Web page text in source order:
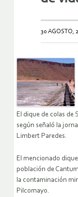
30 AGOSTO,
El dique de colas de
según señaló la
Limbert Paredes.
El mencionado
población de
la contaminación
Pilcomayo.